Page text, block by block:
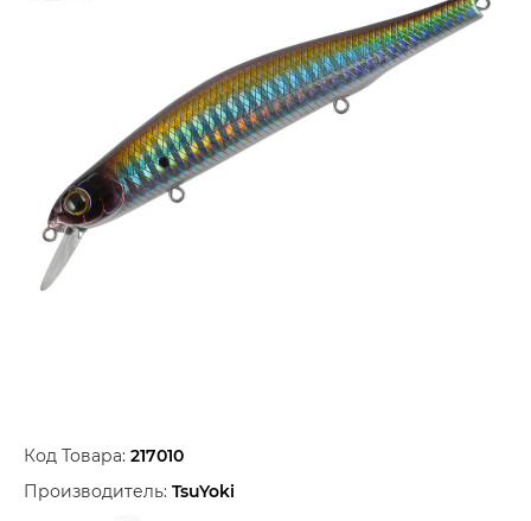
Код Товара: 217010
Производитель: TsuYoki